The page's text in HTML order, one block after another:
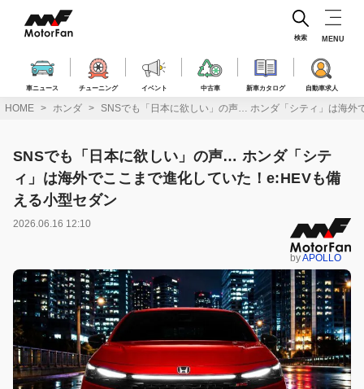
ス
車ニュース チューニング イベント 中古車 新車カタログ 自動車求人
検索 MENU
HOME ホンダ SNSでも「日本に欲しい」の声… ホンダ「シティ」は海外
SNSでも「日本に欲しい」の声… ホンダ「シテ
ィ」は海外でここまで進化していた！e:HEVも備
える小型セダン
2026.06.16 12:10
byAPOLLO